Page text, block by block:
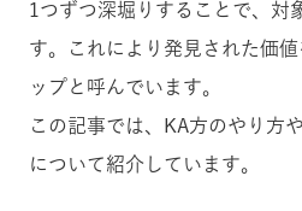
1つずつ深堀りすることで、対
す。これにより発見された価
ップと呼んでいます。
この記事では、KA方のやり方
について紹介しています。